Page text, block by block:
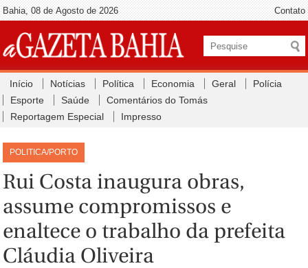
Bahia, 08 de Agosto de 2026 Contato
Início Notícias Política Economia Geral
Polícia
Esporte
Saúde
Comentários do Tomás
Reportagem Especial
Impresso
POLITICA/PORTO
Rui Costa inaugura obras,
assume compromissos e
enaltece o trabalho da prefeita
Cláudia Oliveira